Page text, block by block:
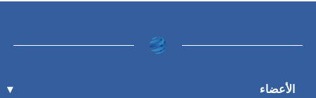
الأعضاء